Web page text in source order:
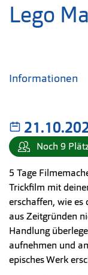
Lego
Informationen
Noch 9
5 Tage
Trickfilm mit
erschaffen, wie es
aus Zeitgründen
Handlung
aufnehmen und
episches Werk